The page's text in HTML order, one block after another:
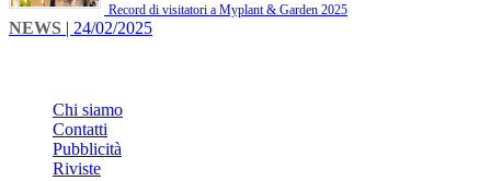
Record di visitatori a Myplant & Garden 2025
NEWS | 24/02/2025
Chi siamo
Contatti
Pubblicità
Riviste